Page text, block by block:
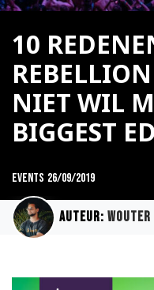
10
NIET WIL
BIGGEST
Events 26/09/2019
Auteur: Wouter